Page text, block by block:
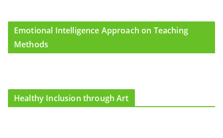
Emotional Intelligence Approach on Teaching
Methods
Healthy Inclusion through Art